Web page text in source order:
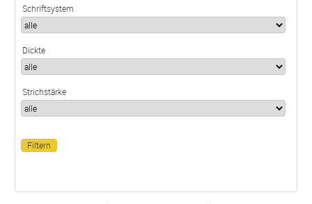
Schriftsystem
Dickte
Strichstärke